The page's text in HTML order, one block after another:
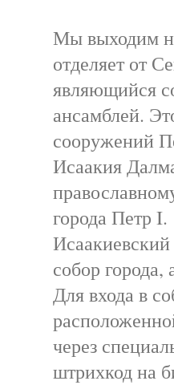
Мы выходим
отделяет от
являющийся
ансамблей.
сооружений
Исаакия
города Петр I.
собор
Для входа в
через
штрихкод на